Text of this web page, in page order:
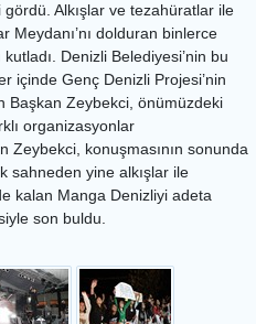
Alkışlar ve tezahüratlar ile
Meydanı’nı dolduran binlerce
Denizli Belediyesi’nin bu
içinde Genç Denizli Projesi’nin
Başkan Zeybekci, önümüzdeki
organizasyonlar
Zeybekci, konuşmasının sonunda
sahneden yine alkışlar ile
kalan Manga Denizliyi adeta
son buldu.